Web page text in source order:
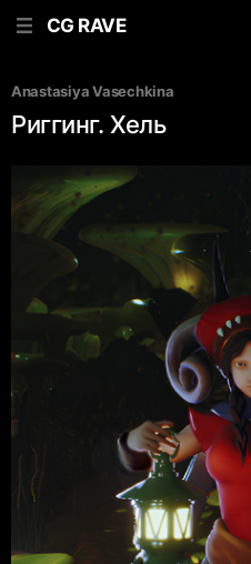
CG RAVE
Anastasiya Vasechkina
Риггинг. Хель